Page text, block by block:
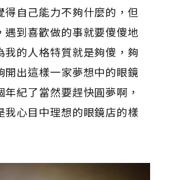
得自己能力不夠什麼的，但
遇到喜歡做的事就要傻傻地
我的人格特質就是夠傻，夠
開出這樣一家夢想中的眼鏡
年紀了當然要趕快圓夢啊，
我心目中理想的眼鏡店的樣